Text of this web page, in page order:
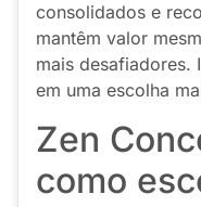
consolidados e
mantêm valor
mais desafiadores.
em uma escolha
Zen
como